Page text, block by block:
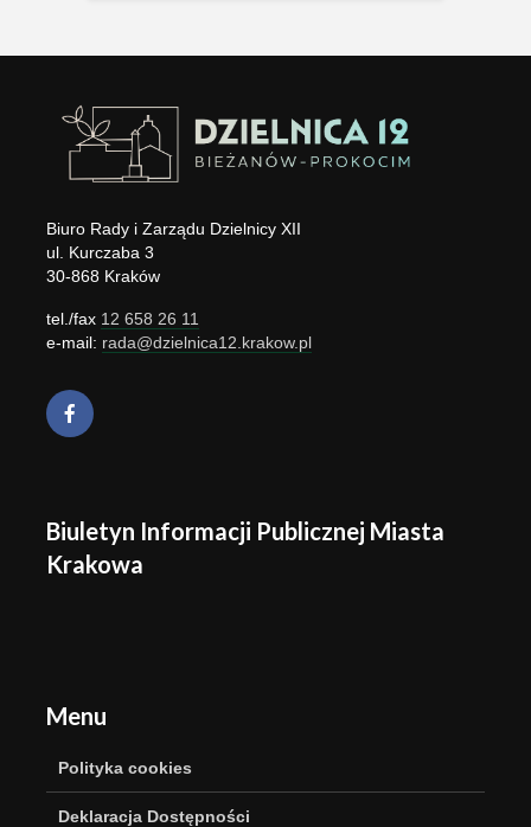
Biuro Rady i Zarządu Dzielnicy XII
ul. Kurczaba 3
30-868 Kraków
tel./fax 12 658 26 11
e-mail: rada@dzielnica12.krakow.pl
Biuletyn Informacji Publicznej Miasta
Krakowa
Menu
Polityka cookies
Deklaracja Dostępności